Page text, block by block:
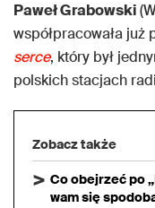
Paweł Grabowski
współpracowała już
serce, który był
polskich stacjach
Zobacz także
Co obejrzeć po
wam się